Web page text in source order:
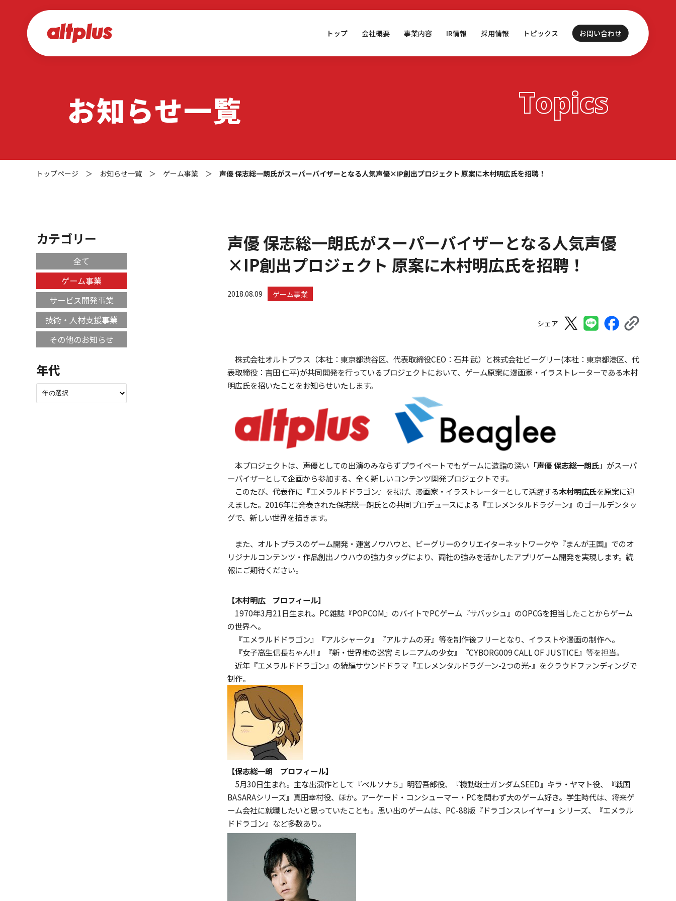
トップ 会社概要 事業内容 IR情報 採用情報 トピックス お問い合わせ
お知らせ一覧 Topics
トップページ ＞ お知らせ一覧 ＞ ゲーム事業 ＞ 声優 保志総一朗氏がスーパーバイザーとなる人気声優×IP創出プロジェクト 原案に木村明広氏を招聘！
声優 保志総一朗氏がスーパーバイザーとなる人気声優
×IP創出プロジェクト 原案に木村明広氏を招聘！
2018.08.09 ゲーム事業
シェア
株式会社オルトプラス（本社：東京都渋谷区、代表取締役CEO：石井 武）と株式会社ビーグリー(本社：東京都港区、代
表取締役：吉田 仁平)が共同開発を行っているプロジェクトにおいて、ゲーム原案に漫画家・イラストレーターである木村
明広氏を招いたことをお知らせいたします。
本プロジェクトは、声優としての出演のみならずプライベートでもゲームに造詣の深い「声優 保志総一朗氏」がスーパ
ーバイザーとして企画から参加する、全く新しいコンテンツ開発プロジェクトです。
このたび、代表作に『エメラルドドラゴン』を掲げ、漫画家・イラストレーターとして活躍する木村明広氏を原案に迎
えました。2016年に発表された保志総一朗氏との共同プロデュースによる『エレメンタルドラグーン』のゴールデンタッ
グで、新しい世界を描きます。
また、オルトプラスのゲーム開発・運営ノウハウと、ビーグリーのクリエイターネットワークや『まんが王国』でのオ
リジナルコンテンツ・作品創出ノウハウの強力タッグにより、両社の強みを活かしたアプリゲーム開発を実現します。続
報にご期待ください。
【木村明広 プロフィール】
1970年3月21日生まれ。PC雑誌『POPCOM』のバイトでPCゲーム『サバッシュ』のOPCGを担当したことからゲーム
の世界へ。
『エメラルドドラゴン』『アルシャーク』『アルナムの牙』等を制作後フリーとなり、イラストや漫画の制作へ。
『女子高生信長ちゃん!! 』『新・世界樹の迷宮 ミレニアムの少女』『CYBORG009 CALL OF JUSTICE』等を担当。
近年『エメラルドドラゴン』の続編サウンドドラマ『エレメンタルドラグーン-2つの光-』をクラウドファンディングで
制作。
【保志総一朗 プロフィール】
5月30日生まれ。主な出演作として『ペルソナ５』明智吾郎役、『機動戦士ガンダムSEED』キラ・ヤマト役、『戦国
BASARAシリーズ』真田幸村役、ほか。アーケード・コンシューマー・PCを問わず大のゲーム好き。学生時代は、将来ゲ
ーム会社に就職したいと思っていたことも。思い出のゲームは、PC-88版『ドラゴンスレイヤー』シリーズ、『エメラル
ドドラゴン』など多数あり。
カテゴリー
全て
ゲーム事業
サービス開発事業
技術・人材支援事業
その他のお知らせ
年代